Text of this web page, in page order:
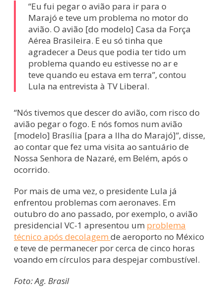
“Eu fui pegar o avião para ir para o
Marajó e teve um problema no motor do
avião. O avião [do modelo] Casa da Força
Aérea Brasileira. E eu só tinha que
agradecer a Deus que podia ter tido um
problema quando eu estivesse no ar e
teve quando eu estava em terra”, contou
Lula na entrevista à TV Liberal.
“Nós tivemos que descer do avião, com risco do
avião pegar o fogo. E nós fomos num avião
[modelo] Brasília [para a Ilha do Marajó]”, disse,
ao contar que fez uma visita ao santuário de
Nossa Senhora de Nazaré, em Belém, após o
ocorrido.
Por mais de uma vez, o presidente Lula já
enfrentou problemas com aeronaves. Em
outubro do ano passado, por exemplo, o avião
presidencial VC-1 apresentou um problema
técnico após decolagem de aeroporto no México
e teve de permanecer por cerca de cinco horas
voando em círculos para despejar combustível.
Foto: Ag. Brasil